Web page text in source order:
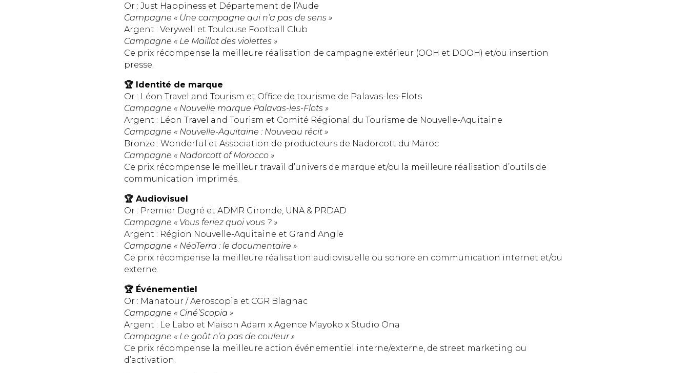
Or : Just Happiness et Département de l’Aude
Campagne « Une campagne qui n’a pas de sens »
Argent : Verywell et Toulouse Football Club
Campagne « Le Maillot des violettes »
Ce prix récompense la meilleure réalisation de campagne extérieur (OOH et DOOH) et/ou insertion
presse.
🏆 Identité de marque
Or : Léon Travel and Tourism et Office de tourisme de Palavas-les-Flots
Campagne « Nouvelle marque Palavas-les-Flots »
Argent : Léon Travel and Tourism et Comité Régional du Tourisme de Nouvelle-Aquitaine
Campagne « Nouvelle-Aquitaine : Nouveau récit »
Bronze : Wonderful et Association de producteurs de Nadorcott du Maroc
Campagne « Nadorcott of Morocco »
Ce prix récompense le meilleur travail d’univers de marque et/ou la meilleure réalisation d’outils de
communication imprimés.
🏆 Audiovisuel
Or : Premier Degré et ADMR Gironde, UNA & PRDAD
Campagne « Vous feriez quoi vous ? »
Argent : Région Nouvelle-Aquitaine et Grand Angle
Campagne « NéoTerra : le documentaire »
Ce prix récompense la meilleure réalisation audiovisuelle ou sonore en communication internet et/ou
externe.
🏆 Événementiel
Or : Manatour / Aeroscopia et CGR Blagnac
Campagne « Ciné’Scopia »
Argent : Le Labo et Maison Adam x Agence Mayoko x Studio Ona
Campagne « Le goût n’a pas de couleur »
Ce prix récompense la meilleure action événementiel interne/externe, de street marketing ou
d’activation.